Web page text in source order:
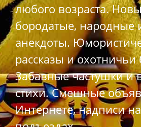
любого возраста.
бородатые, народные
анекдоты.
рассказы и охотничьи
Забавные частушки и
стихи. Смешные
Интернете, надписи